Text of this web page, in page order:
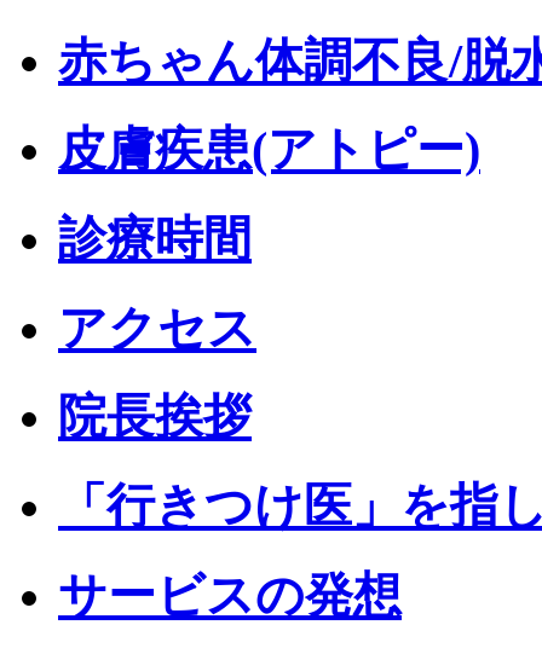
赤ちゃん体調不良/脱
皮膚疾患(アトピー)
診療時間
アクセス
院長挨拶
「行きつけ医」を指
サービスの発想